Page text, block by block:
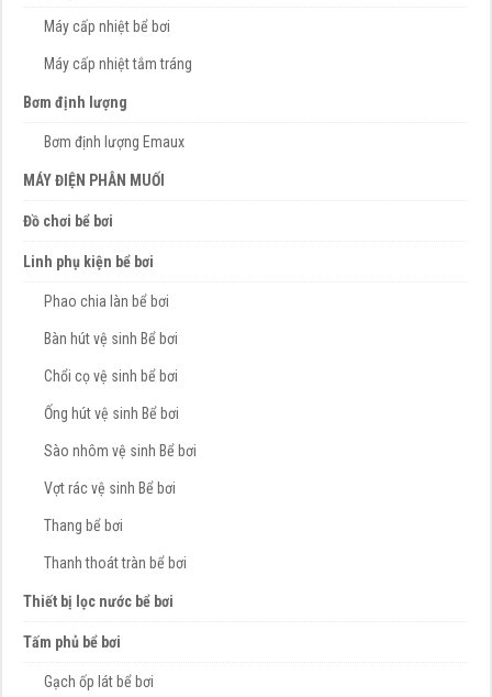
Máy cấp nhiệt bể bơi
Máy cấp nhiệt tắm tráng
Bơm định lượng
Bơm định lượng Emaux
MÁY ĐIỆN PHÂN MUỐI
Đồ chơi bể bơi
Linh phụ kiện bể bơi
Phao chia làn bể bơi
Bàn hút vệ sinh Bể bơi
Chổi cọ vệ sinh bể bơi
Ống hút vệ sinh Bể bơi
Sào nhôm vệ sinh Bể bơi
Vợt rác vệ sinh Bể bơi
Thang bể bơi
Thanh thoát tràn bể bơi
Thiết bị lọc nước bể bơi
Tấm phủ bể bơi
Gạch ốp lát bể bơi